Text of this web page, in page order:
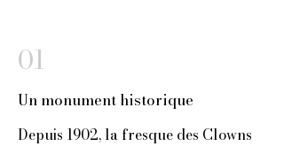
01
Un monument historique
Depuis 1902, la fresque des Clowns